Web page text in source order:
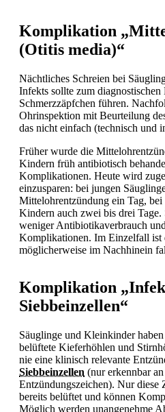
Komplikation
(Otitis media)“
Nächtliches Schreien bei
Infekts sollte zum
Schmerzzäpfchen führen.
Ohrinspektion mit Beurteilung
das nicht einfach (technisch und
Früher wurde die
Kindern früh antibiotisch
Komplikationen. Heute wird
einzusparen: bei jungen
Mittelohrentzündung ein Tag,
Kindern auch zwei bis drei
weniger Antibiotikaverbrauch
Komplikationen. Im Einzelfall ist
möglicherweise im Nachhinein
Komplikation
Siebbeinzellen“
Säuglinge und Kleinkinder
belüftete Kieferhöhlen und
nie eine klinisch relevante
Siebbeinzellen (nur erkennbar
Entzündungszeichen). Nur diese
bereits belüftet und können
Möglich werden unangenehme